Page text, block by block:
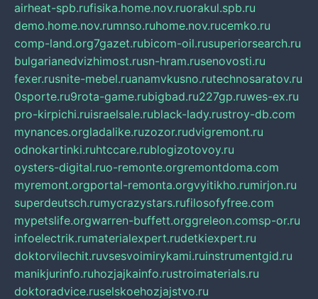
airheat-spb.rufisika.home.nov.ruorakul.spb.ru
demo.home.nov.rumnso.ruhome.nov.rucemko.ru
comp-land.org7gazet.rubicom-oil.rusuperiorsearch.ru
bulgarianedvizhimost.rusn-hram.rusenovosti.ru
fexer.rusnite-mebel.ruanamvkusno.rutechnosaratov.ru
0sporte.ru9rota-game.rubigbad.ru227gp.ruwes-ex.ru
pro-kirpichi.ruisraelsale.rublack-lady.rustroy-db.com
mynances.orgladalike.ruzozor.rudvigremont.ru
odnokartinki.ruhtccare.rublogizotovoy.ru
oysters-digital.ruo-remonte.orgremontdoma.com
myremont.orgportal-remonta.orgvyitikho.rumirjon.ru
superdeutsch.rumycrazystars.rufilosofyfree.com
mypetslife.orgwarren-buffett.orggreleon.comsp-or.ru
infoelectrik.rumaterialexpert.rudetkiexpert.ru
doktorvilechit.ruvsesvoimirykami.ruinstrumentgid.ru
manikjurinfo.ruhozjajkainfo.rustroimaterials.ru
doktoradvice.ruselskoehozjajstvo.ru